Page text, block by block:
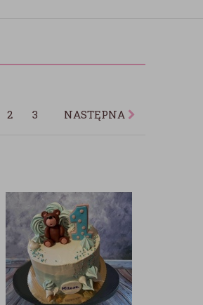
2 3 NASTĘPNA